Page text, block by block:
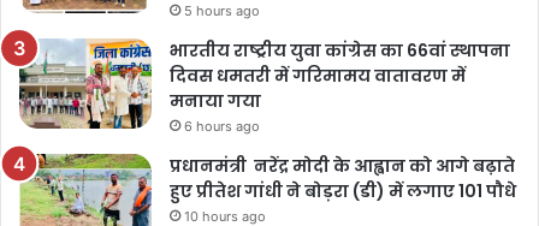
5 hours ago
भारतीय राष्ट्रीय युवा कांग्रेस का 66वां स्थापना
दिवस धमतरी में गरिमामय वातावरण में
मनाया गया
6 hours ago
प्रधानमंत्री नरेंद्र मोदी के आह्वान को आगे बढ़ाते
हुए प्रीतेश गांधी ने बोड़रा (डी) में लगाए 101 पौधे
10 hours ago